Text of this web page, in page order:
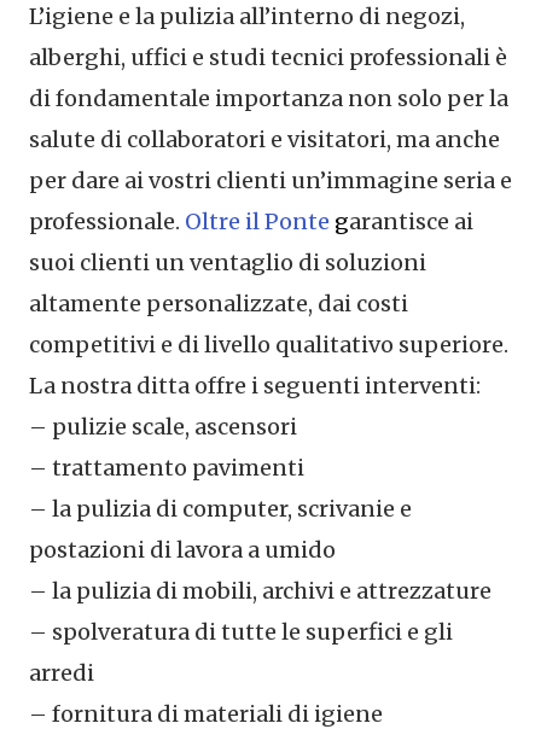
L’igiene e la pulizia all’interno di negozi,
alberghi, uffici e studi tecnici professionali è
di fondamentale importanza non solo per la
salute di collaboratori e visitatori, ma anche
per dare ai vostri clienti un’immagine seria e
professionale. Oltre il Ponte garantisce ai
suoi clienti un ventaglio di soluzioni
altamente personalizzate, dai costi
competitivi e di livello qualitativo superiore.
La nostra ditta offre i seguenti interventi:
– pulizie scale, ascensori
– trattamento pavimenti
– la pulizia di computer, scrivanie e
postazioni di lavora a umido
– la pulizia di mobili, archivi e attrezzature
– spolveratura di tutte le superfici e gli
arredi
– fornitura di materiali di igiene